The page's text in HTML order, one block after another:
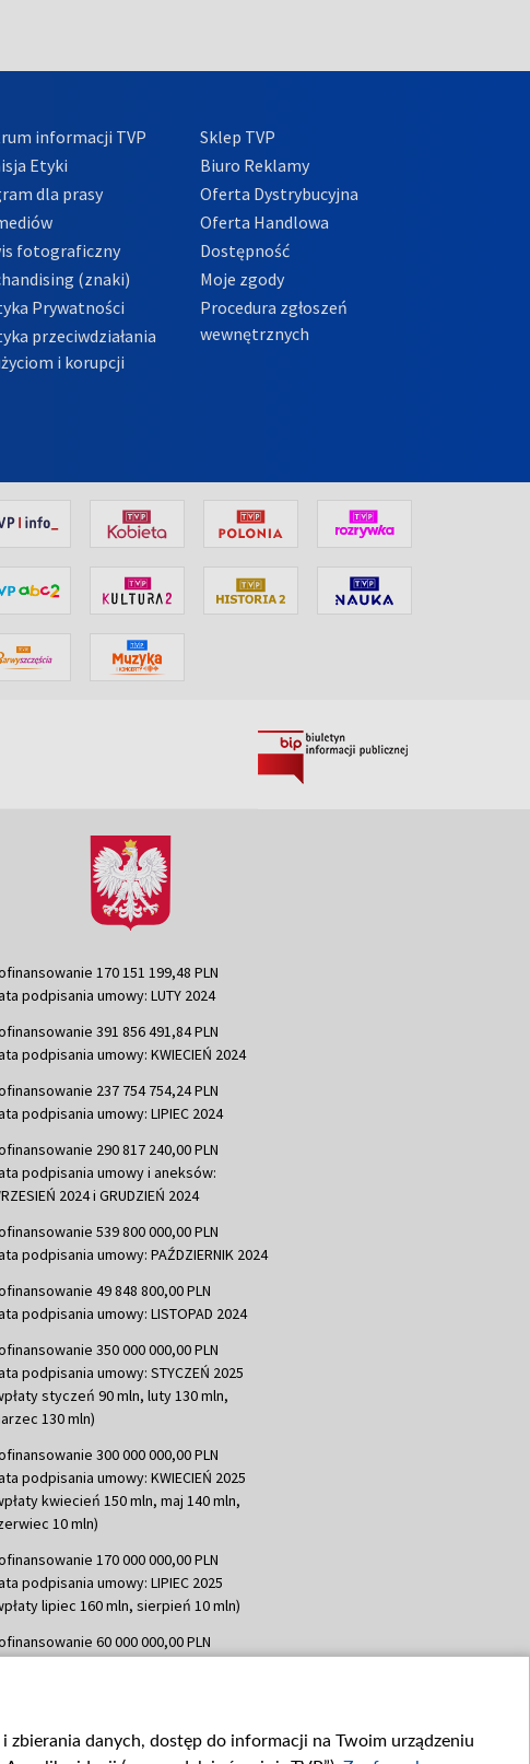
informacji TVP
Etyki
dla prasy
fotograficzny
(znaki)
Prywatności
przeciwdziałania
i korupcji
Sklep TVP
Biuro Reklamy
Oferta Dystrybucyjna
Oferta Handlowa
Dostępność
Moje zgody
Procedura zgłoszeń
wewnętrznych
170 151 199,48 PLN
podpisania umowy: LUTY 2024
391 856 491,84 PLN
podpisania umowy: KWIECIEŃ 2024
237 754 754,24 PLN
podpisania umowy: LIPIEC 2024
290 817 240,00 PLN
podpisania umowy i aneksów:
2024 i GRUDZIEŃ 2024
539 800 000,00 PLN
podpisania umowy: PAŹDZIERNIK 2024
49 848 800,00 PLN
podpisania umowy: LISTOPAD 2024
350 000 000,00 PLN
podpisania umowy: STYCZEŃ 2025
styczeń 90 mln, luty 130 mln,
130 mln)
300 000 000,00 PLN
podpisania umowy: KWIECIEŃ 2025
kwiecień 150 mln, maj 140 mln,
10 mln)
170 000 000,00 PLN
podpisania umowy: LIPIEC 2025
lipiec 160 mln, sierpień 10 mln)
60 000 000,00 PLN
podpisania umowy: WRZESIEŃ 2025
danych, dostęp do informacji na Twoim urządzeniu